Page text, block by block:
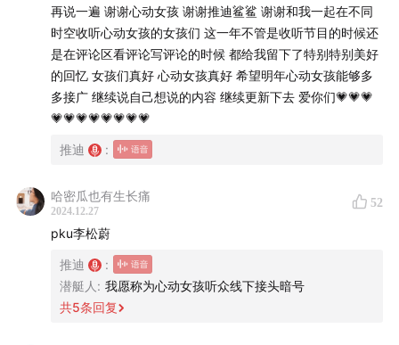
2024旅行心动时刻：在海上卢浮宫
2024学会的心动技能
💗心动时刻
本期节目由「 祝你这个冬天不感冒的力度伸 」
赞助播
补充高剂量维 C ，开启治愈自己的新年元气，健健康康地
2025冲刺！
再说一遍 谢谢心动女孩 谢谢推迪鲨鲨 谢谢和我一起在不同
时空收听心动女孩的女孩们 这一年不管是收听节目的时候还
是在评论区看评论写评论的时候 都给我留下了特别特别美好
的回忆 女孩们真好 心动女孩真好 希望明年心动女孩能够多
多接广 继续说自己想说的内容 继续更新下去 爱你们💗💗💗
💗💗💗💗💗💗💗💗
推迪 :
哈密瓜也有生长痛
2024.12.27
52
pku李松蔚
推迪
:
潜艇人 : 我愿称为心动女孩听众线下接头暗号
共5条回复